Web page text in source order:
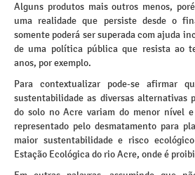
Alguns produtos mais outros menos,
uma realidade que persiste desde o
somente poderá ser superada com ajuda
de uma política pública que resista ao
anos, por exemplo.
Para contextualizar pode-se afirmar
sustentabilidade as diversas alternativas
do solo no Acre variam do menor nível
representado pelo desmatamento para
maior sustentabilidade e risco
Estação Ecológica do rio Acre, onde é